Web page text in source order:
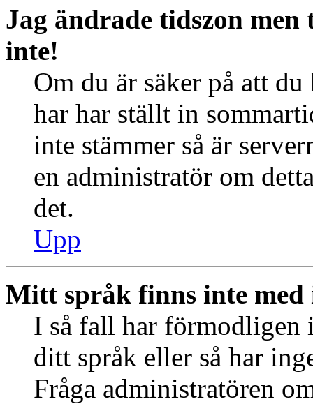
Jag ändrade tidszon
inte!
Om du är säker på att
har har ställt in
inte stämmer så är
en administratör om
det.
Upp
Mitt språk finns inte med
I så fall har förmodligen
ditt språk eller så har
Fråga administratören